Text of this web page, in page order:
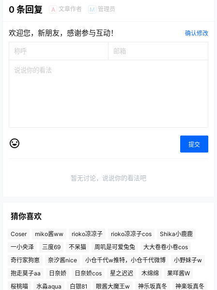
0 条回复 A 文章作者 M 管理员
欢迎您，新朋友，感谢参与互动！ 确认修改
提交
暂无讨论，说说你的看法吧
猜你喜欢
Coser miko酱ww rioko凉凉子 rioko凉凉子cos
Shika小鹿鹿
一小央泽
三度69 不呆猫 周叽是可爱兔兔
大大卷卷小卷cos
奇行家狗崽
奈汐酱nice 小仓千代w推特，小仓千代微博
小野妹子w
抱走莫子aa
日奈娇 日奈娇cos 星之迟迟 木绵绵
果咩酱W
桜桃喵
水淼aqua 白银81 眼酱大魔王w 神乐坂真冬 神楽坂真冬